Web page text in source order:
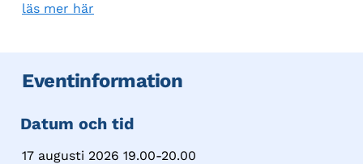
läs mer här
Eventinformation
Datum och tid
17 augusti 2026 19.00-20.00